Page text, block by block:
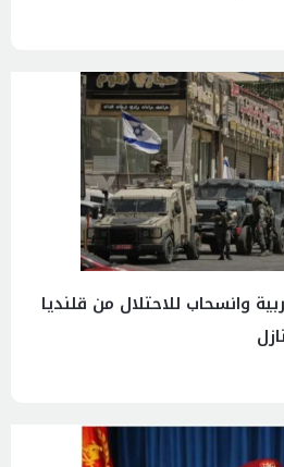
وانسحاب للاحتلال من قلنديا